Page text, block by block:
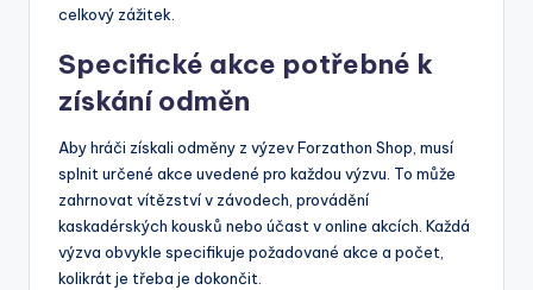
celkový zážitek.
Specifické akce potřebné k
získání odměn
Aby hráči získali odměny z výzev Forzathon Shop, musí
splnit určené akce uvedené pro každou výzvu. To může
zahrnovat vítězství v závodech, provádění
kaskadérských kousků nebo účast v online akcích. Každá
výzva obvykle specifikuje požadované akce a počet,
kolikrát je třeba je dokončit.